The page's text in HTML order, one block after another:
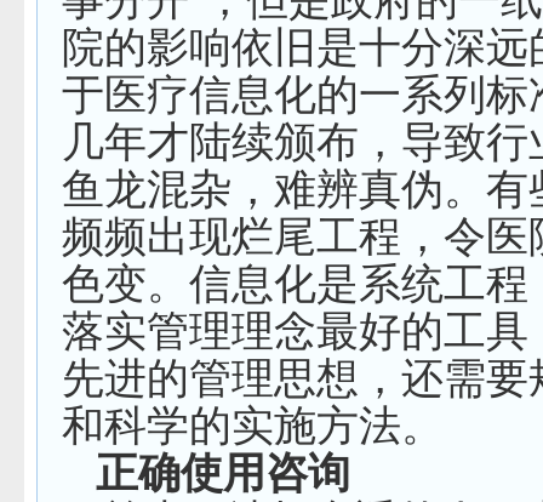
院的影响依旧是十分深
于医疗信息化的一系列标
几年才陆续颁布，导致
鱼龙混杂，难辨真伪。有
频频出现烂尾工程，令医
色变。信息化是系统工程
落实管理理念最好的工具
先进的管理思想，还需要
和科学的实施方法。
正确使用咨询